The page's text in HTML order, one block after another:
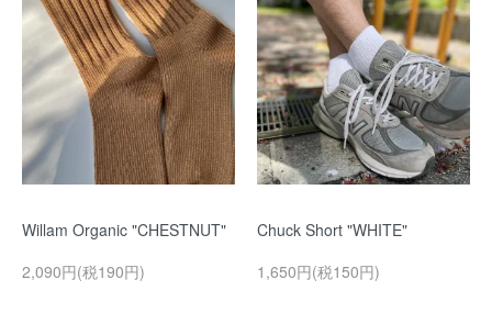
Willam Organic "CHESTNUT"
2,090円(税190円)
Chuck Short "WHITE"
1,650円(税150円)